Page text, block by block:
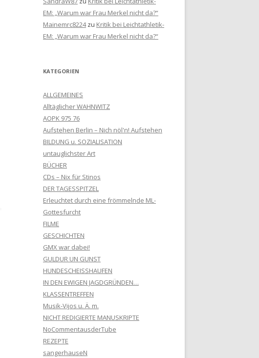
EM: „Warum war Frau Merkel nicht da?“
Mainemrc8224zu Kritik bei Leichtathletik-
EM: „Warum war Frau Merkel nicht da?“
KATEGORIEN
ALLGEMEINES
Alltäglicher WAHNWITZ
AOPK 975 76
Aufstehen Berlin – Nich nöl'n! Aufstehen
BILDUNG u. SOZIALISATION
untauglichster Art
BÜCHER
CDs – Nix für Stinos
DER TAGESSPITZEL
Erleuchtet durch eine frömmelnde ML-
Gottesfurcht
FILME
GESCHICHTEN
GMX war dabei!
GULDUR UN GUNST
HUNDESCHEISSHAUFEN
IN DEN EWIGEN JAGDGRÜNDEN…
KLASSENTREFFEN
Musik-Vijos u. Ä. m.
NICHT REDIGIERTE MANUSKRIPTE
NoCommentausderTube
REZEPTE
sangerhauseN